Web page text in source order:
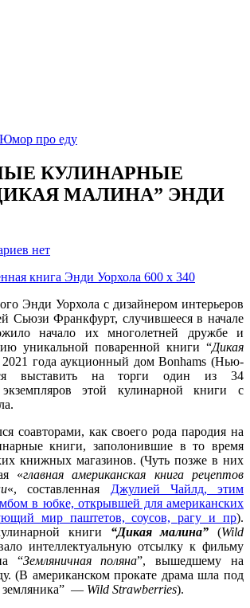
Юмор про еду
КУЛИНАРНЫЕ
МАЛИНА” ЭНДИ
нет
Энди Уорхола с дизайнером интерьеров
Сьюзи Франкфурт, случившееся в начале
начало их многолетней дружбе и
уникальной поваренной книги “Дикая
года аукционный дом Bonhams (Нью-
выставить на торги один из 34
экземпляров этой кулинарной книги с
соавторами, как своего рода пародия на
книги, заполонившие в то время
книжных магазинов. (Чуть позже в них
«главная американская книга рецептов
«, составленная Джулией Чайлд, этим
в юбке, открывшей для американских
мир паштетов, соусов, рагу и пр).
книги “Дикая малина” (Wild
интеллектуальную отсылку к фильму
“Земляничная поляна”, вышедшему на
(В американском прокате драма шла под
земляника” — Wild Strawberries).